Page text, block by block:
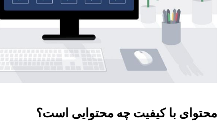
محتوای با کیفیت چه محتوایی است؟